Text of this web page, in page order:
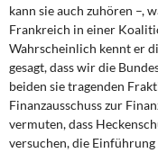
kann sie auch zuhören –,
Frankreich in einer
Wahrscheinlich kennt er
gesagt, dass wir die
beiden sie tragenden
Finanzausschuss zur
vermuten, dass
versuchen, die